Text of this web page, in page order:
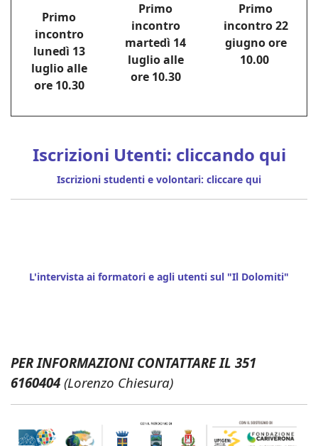
Primo
incontro
lunedì 13
luglio alle
ore 10.30
Primo
incontro
martedì 14
luglio alle
ore 10.30
Primo
incontro 22
giugno ore
10.00
Iscrizioni Utenti: cliccando qui
Iscrizioni studenti e volontari: cliccare qui
L'intervista ai formatori e agli utenti sul "Il Dolomiti"
PER INFORMAZIONI CONTATTARE IL 351
6160404 (Lorenzo Chiesura)